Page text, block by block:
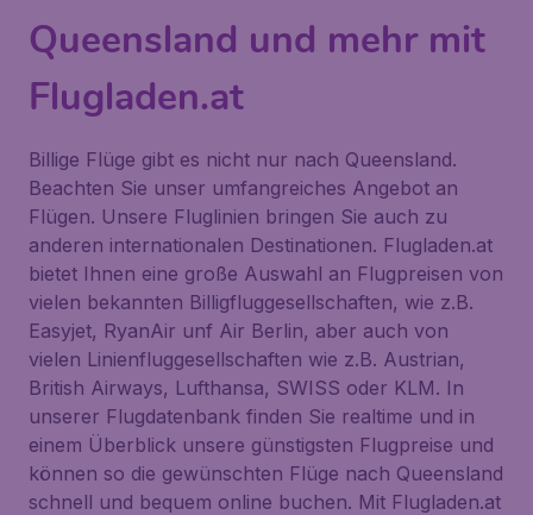
Queensland und mehr mit
Flugladen.at
Billige Flüge gibt es nicht nur nach Queensland.
Beachten Sie unser umfangreiches Angebot an
Flügen. Unsere Fluglinien bringen Sie auch zu
anderen internationalen Destinationen. Flugladen.at
bietet Ihnen eine große Auswahl an Flugpreisen von
vielen bekannten Billigfluggesellschaften, wie z.B.
Easyjet, RyanAir unf Air Berlin, aber auch von
vielen Linienfluggesellschaften wie z.B. Austrian,
British Airways, Lufthansa, SWISS oder KLM. In
unserer Flugdatenbank finden Sie realtime und in
einem Überblick unsere günstigsten Flugpreise und
können so die gewünschten Flüge nach Queensland
schnell und bequem online buchen. Mit Flugladen.at